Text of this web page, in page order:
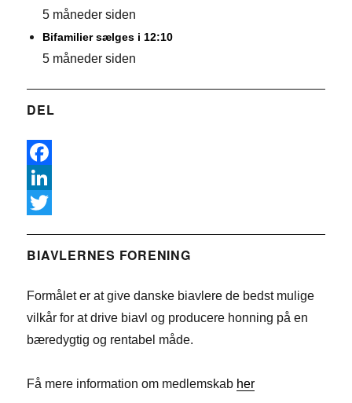
5 måneder siden
Bifamilier sælges i 12:10
5 måneder siden
DEL
F
a
e
o
L
n
e
n
w
t
r
BIAVLERNES FORENING
Formålet er at give danske biavlere de bedst mulige
vilkår for at drive biavl og producere honning på en
bæredygtig og rentabel måde.
Få mere information om medlemskab her